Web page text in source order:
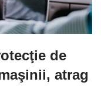
de
atrag